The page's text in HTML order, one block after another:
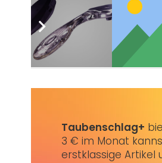
Sie wünschen sich auch eine
Taubenschlag+
3 € im Monat
erstklassige Artikel